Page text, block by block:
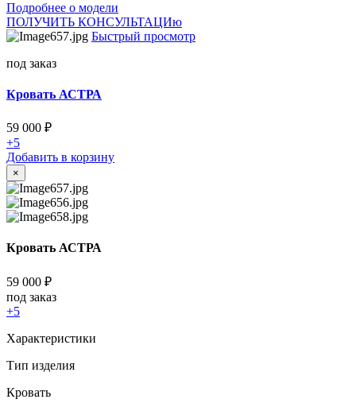
Подробнее о модели
ПОЛУЧИТЬ КОНСУЛЬТАЦИю
Быстрый просмотр
под заказ
Кровать АСТРА
59 000 ₽
+5
Добавить в корзину
×
Кровать АСТРА
59 000 ₽
под заказ
+5
Характеристики
Тип изделия
Кровать